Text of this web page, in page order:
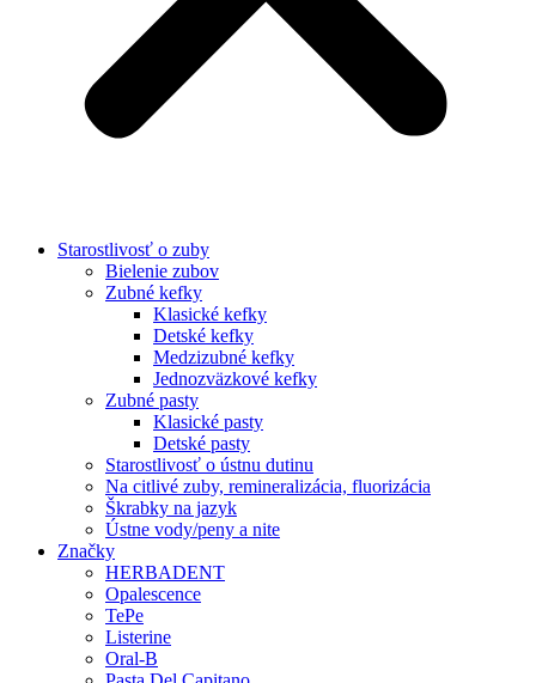
Starostlivosť o zuby
Bielenie zubov
Zubné kefky
Klasické kefky
Detské kefky
Medzizubné kefky
Jednozväzkové kefky
Zubné pasty
Klasické pasty
Detské pasty
Starostlivosť o ústnu dutinu
Na citlivé zuby, remineralizácia, fluorizácia
Škrabky na jazyk
Ústne vody/peny a nite
Značky
HERBADENT
Opalescence
TePe
Listerine
Oral-B